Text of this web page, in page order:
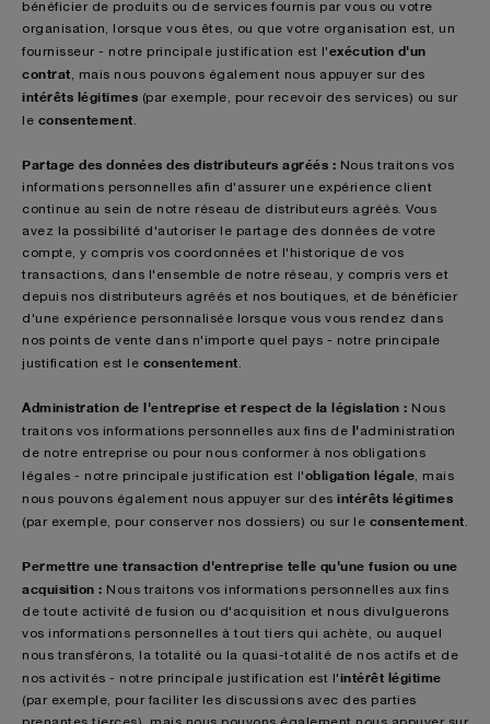
bénéficier de produits ou de services fournis par vous ou votre
organisation, lorsque vous êtes, ou que votre organisation est, un
fournisseur - notre principale justification est l'exécution d'un
contrat , mais nous pouvons également nous appuyer sur des
intérêts légitimes (par exemple, pour recevoir des services) ou sur
le consentement
Partage des données des distributeurs agréés : Nous traitons vos
informations personnelles afin d'assurer une expérience client
continue au sein de notre réseau de distributeurs agréés. Vous
avez la possibilité d'autoriser le partage des données de votre
compte, y compris vos coordonnées et l'historique de vos
transactions, dans l'ensemble de notre réseau, y compris vers et
depuis nos distributeurs agréés et nos boutiques, et de bénéficier
d'une expérience personnalisée lorsque vous vous rendez dans
nos points de vente dans n'importe quel pays - notre principale
justification est le consentement
Administration de l'entreprise et respect de la législation : Nous
traitons vos informations personnelles aux fins de l'administration
de notre entreprise ou pour nous conformer à nos obligations
légales - notre principale justification est l'obligation légale , mais
nous pouvons également nous appuyer sur des intérêts légitimes
(par exemple, pour conserver nos dossiers) ou sur le consentement
Permettre une transaction d'entreprise telle qu'une fusion ou une
acquisition : Nous traitons vos informations personnelles aux fins
de toute activité de fusion ou d'acquisition et nous divulguerons
vos informations personnelles à tout tiers qui achète, ou auquel
nous transférons, la totalité ou la quasi-totalité de nos actifs et de
nos activités - notre principale justification est l'intérêt légitime
(par exemple, pour faciliter les discussions avec des parties